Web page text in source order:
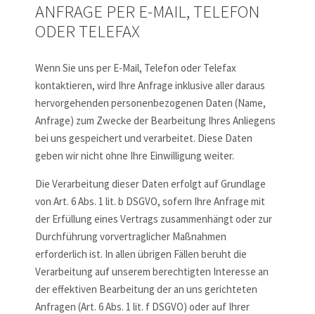
ANFRAGE PER E-MAIL, TELEFON
ODER TELEFAX
Wenn Sie uns per E-Mail, Telefon oder Telefax
kontaktieren, wird Ihre Anfrage inklusive aller daraus
hervorgehenden personenbezogenen Daten (Name,
Anfrage) zum Zwecke der Bearbeitung Ihres Anliegens
bei uns gespeichert und verarbeitet. Diese Daten
geben wir nicht ohne Ihre Einwilligung weiter.
Die Verarbeitung dieser Daten erfolgt auf Grundlage
von Art. 6 Abs. 1 lit. b DSGVO, sofern Ihre Anfrage mit
der Erfüllung eines Vertrags zusammenhängt oder zur
Durchführung vorvertraglicher Maßnahmen
erforderlich ist. In allen übrigen Fällen beruht die
Verarbeitung auf unserem berechtigten Interesse an
der effektiven Bearbeitung der an uns gerichteten
Anfragen (Art. 6 Abs. 1 lit. f DSGVO) oder auf Ihrer